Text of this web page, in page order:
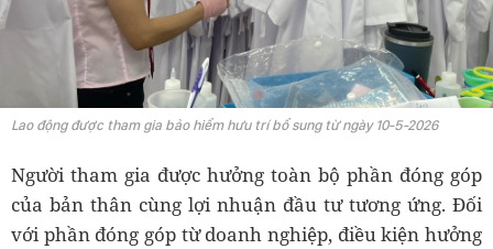
Lao động được tham gia bảo hiểm hưu trí bổ sung từ ngày 10-5-2026
Người tham gia được hưởng toàn bộ phần đóng góp
của bản thân cùng lợi nhuận đầu tư tương ứng. Đối
với phần đóng góp từ doanh nghiệp, điều kiện hưởng